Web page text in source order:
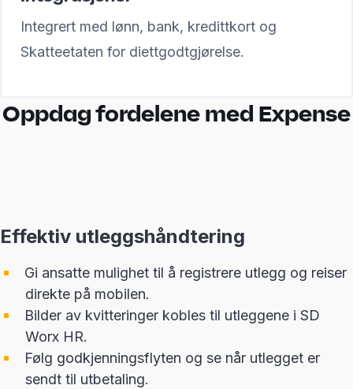
Integrert med lønn, bank, kredittkort og
Skatteetaten for diettgodtgjørelse.
Oppdag fordelene med Expense
Effektiv utleggshåndtering
Gi ansatte mulighet til å registrere utlegg og reiser
direkte på mobilen.
Bilder av kvitteringer kobles til utleggene i SD
Worx HR.
Følg godkjenningsflyten og se når utlegget er
sendt til utbetaling.